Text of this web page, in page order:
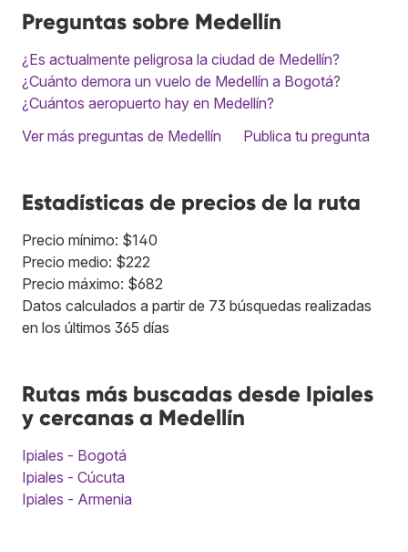
Preguntas sobre Medellín
¿Es actualmente peligrosa la ciudad de Medellín?
¿Cuánto demora un vuelo de Medellín a Bogotá?
¿Cuántos aeropuerto hay en Medellín?
Ver más preguntas de Medellín
Publica tu pregunta
Estadísticas de precios de la ruta
Precio mínimo: $140
Precio medio: $222
Precio máximo: $682
Datos calculados a partir de 73 búsquedas realizadas
en los últimos 365 días
Rutas más buscadas desde Ipiales
y cercanas a Medellín
Ipiales - Bogotá
Ipiales - Cúcuta
Ipiales - Armenia